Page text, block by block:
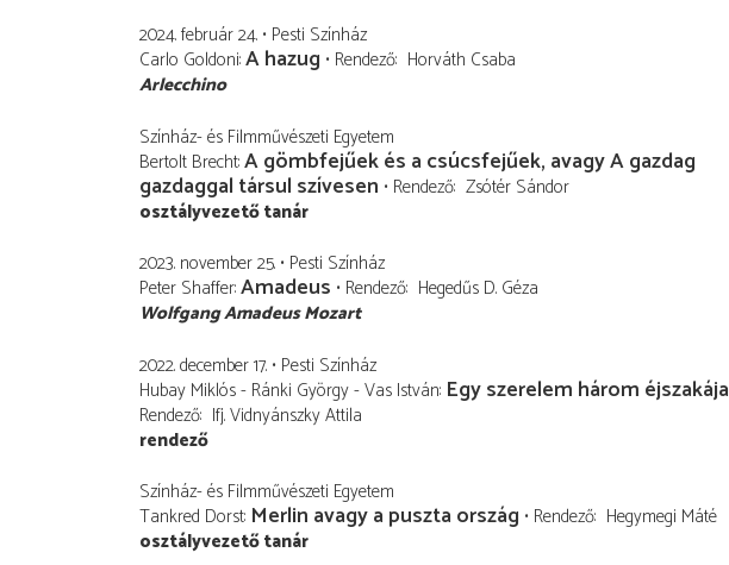
2024. február 24. Pesti Színház
Carlo Goldoni A hazug Rendező Horváth Csaba
Arlecchino
Színház- és Filmművészeti Egyetem
Bertolt Brecht A gömbfejűek és a csúcsfejűek, avagy A gazdag
gazdaggal társul szívesen Rendező Zsótér Sándor
osztályvezető tanár
2023. november 25. Pesti Színház
Peter Shaffer Amadeus Rendező Hegedűs D. Géza
Wolfgang Amadeus Mozart
2022. december 17. Pesti Színház
Hubay Miklós - Ránki György - Vas István Egy szerelem három éjszakája
Rendező Ifj. Vidnyánszky Attila
rendező
Színház- és Filmművészeti Egyetem
Tankred Dorst Merlin avagy a puszta ország Rendező Hegymegi Máté
osztályvezető tanár